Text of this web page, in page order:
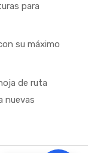
para
su máximo
de ruta
nuevas